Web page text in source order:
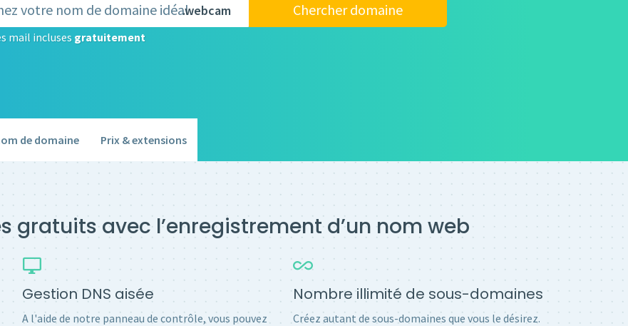
.webcam
mail incluses gratuitement
Chercher domaine
de domaine Prix & extensions
gratuits avec l’enregistrement d’un nom web
Gestion DNS aisée
A l'aide de notre panneau de contrôle, vous pouvez
Nombre illimité de sous-domaines
Créez autant de sous-domaines que vous le désirez.